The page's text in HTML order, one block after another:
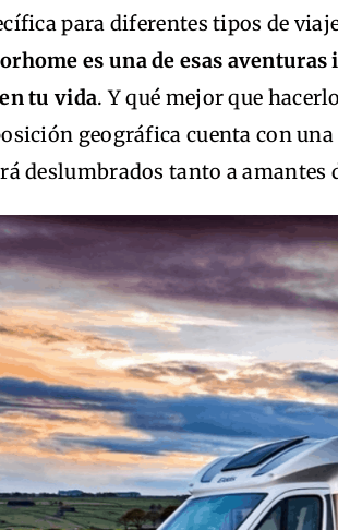
para diferentes tipos de
es una de esas
tu vida. Y qué mejor que
geográfica cuenta con
deslumbrados tanto a